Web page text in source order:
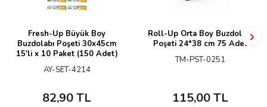
Fresh-Up Büyük Boy
Buzdolabı Poşeti 30x45cm
15'li x 10 Paket (150 Adet)
AY-SET-4214
82,90TL
Roll-Up Orta Boy Buzdolabı
Poşeti 24*38 cm 75 Adet
TM-PST-0251
115,00TL